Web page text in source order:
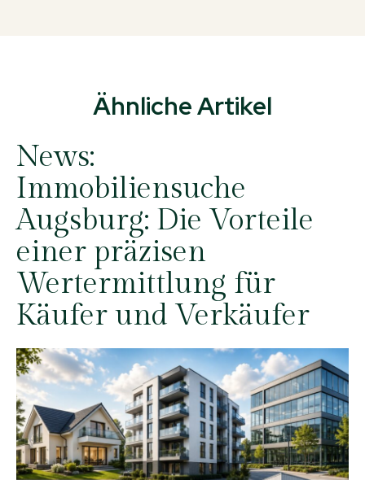
Ähnliche Artikel
News:
Immobiliensuche
Augsburg: Die Vorteile
einer präzisen
Wertermittlung für
Käufer und Verkäufer